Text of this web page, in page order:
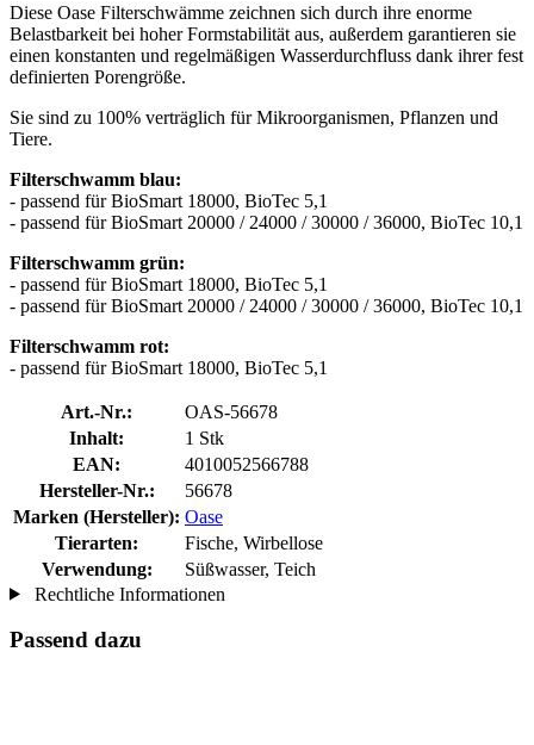
Diese Oase Filterschwämme zeichnen sich durch ihre enorme
Belastbarkeit bei hoher Formstabilität aus, außerdem garantieren sie
einen konstanten und regelmäßigen Wasserdurchfluss dank ihrer fest
definierten Porengröße.
Sie sind zu 100% verträglich für Mikroorganismen, Pflanzen und
Tiere.
Filterschwamm blau:
- passend für BioSmart 18000, BioTec 5,1
- passend für BioSmart 20000 / 24000 / 30000 / 36000, BioTec 10,1
Filterschwamm grün:
- passend für BioSmart 18000, BioTec 5,1
- passend für BioSmart 20000 / 24000 / 30000 / 36000, BioTec 10,1
Filterschwamm rot:
- passend für BioSmart 18000, BioTec 5,1
Art.-Nr.:
OAS-56678
Inhalt:
1 Stk
EAN:
4010052566788
Hersteller-Nr.:
56678
Marken (Hersteller): Oase
Tierarten:
Fische, Wirbellose
Verwendung:
Süßwasser, Teich
Rechtliche Informationen
Passend dazu